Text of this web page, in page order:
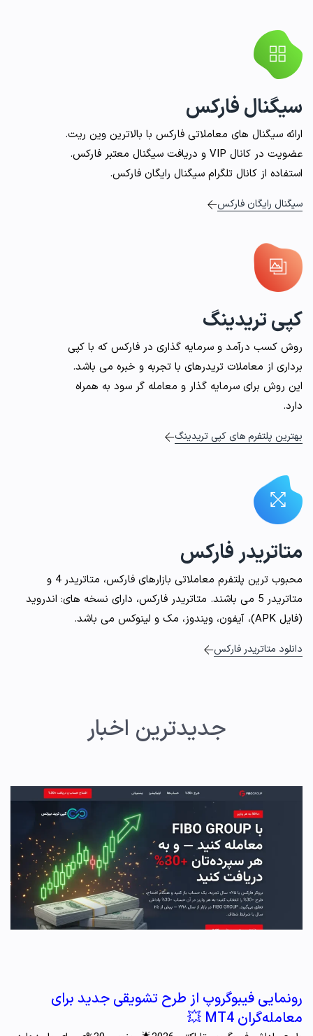
سیگنال فارکس
ارائه سیگنال های معاملاتی فارکس با بالاترین وین ریت.
عضویت در کانال VIP و دریافت سیگنال معتبر فارکس.
استفاده از کانال تلگرام سیگنال رایگان فارکس.
سیگنال رایگان فارکس
کپی تریدینگ
روش کسب درآمد و سرمایه گذاری در فارکس که با کپی
برداری از معاملات تریدرهای با تجربه و خبره می باشد.
این روش برای سرمایه گذار و معامله گر سود به همراه
دارد.
بهترین پلتفرم های کپی تریدینگ
متاتریدر فارکس
محبوب ترین پلتفرم معاملاتی بازارهای فارکس، متاتریدر 4 و
متاتریدر 5 می باشند. متاتریدر فارکس، دارای نسخه های: اندروید
(فایل APK)، آیفون، ویندوز، مک و لینوکس می باشد.
دانلود متاتریدر فارکس
جدیدترین اخبار
رونمایی فیبوگروپ از طرح تشویقی جدید برای
معامله‌گران MT4 💥